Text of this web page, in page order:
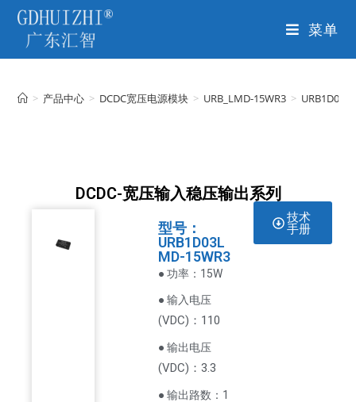
菜单
> 产品中心 > DCDC宽压电源模块 > URB_LMD-15WR3 >
DCDC-宽压输入稳压输出系列
型号：
URB1D03L
MD-15WR3
● 功率：15W
● 输入电压
(VDC)：110
● 输出电压
(VDC) ：3.3
● 输出路数：1
技术
手册